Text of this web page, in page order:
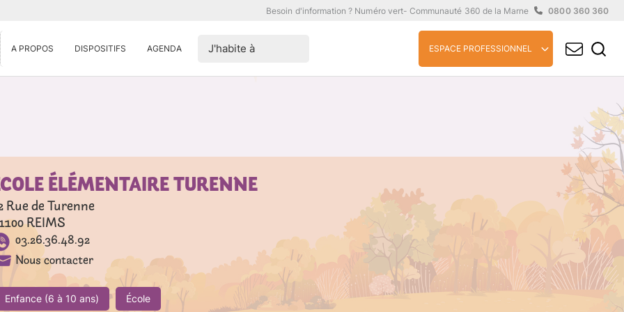
Besoin d'information ? Numéro vert- Communauté 360 de la Marne 0800 360 360
A PROPOS DISPOSITIFS AGENDA ESPACE PROFESSIONNEL
J'habite à
ÉLÉMENTAIRE TURENNE
Rue de Turenne
REIMS
03.26.36.48.92
Nous contacter
Enfance (6 à 10 ans) École